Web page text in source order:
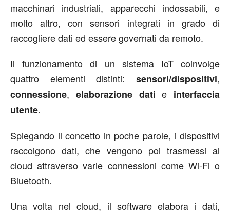
macchinari industriali, apparecchi indossabili, e
molto altro, con sensori integrati in grado di
raccogliere dati ed essere governati da remoto.
Il funzionamento di un sistema IoT coinvolge
quattro elementi distinti: sensori/dispositivi,
connessione, elaborazione datie interfaccia
utente.
Spiegando il concetto in poche parole, i dispositivi
raccolgono dati, che vengono poi trasmessi al
cloud attraverso varie connessioni come Wi-Fi o
Bluetooth.
Una volta nel cloud, il software elabora i dati,